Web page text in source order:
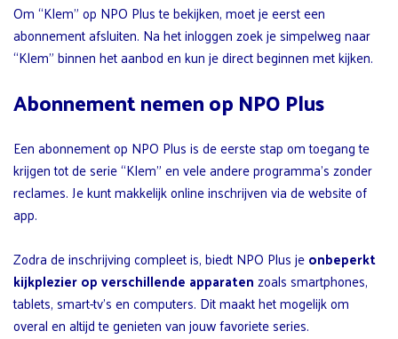
Om “Klem” op NPO Plus te bekijken, moet je eerst een
abonnement afsluiten. Na het inloggen zoek je simpelweg naar
“Klem” binnen het aanbod en kun je direct beginnen met kijken.
Abonnement nemen op NPO Plus
Een abonnement op NPO Plus is de eerste stap om toegang te
krijgen tot de serie “Klem” en vele andere programma’s zonder
reclames. Je kunt makkelijk online inschrijven via de website of
app.
Zodra de inschrijving compleet is, biedt NPO Plus jeonbeperkt
kijkplezier op verschillende apparatenzoals smartphones,
tablets, smart-tv’s en computers. Dit maakt het mogelijk om
overal en altijd te genieten van jouw favoriete series.